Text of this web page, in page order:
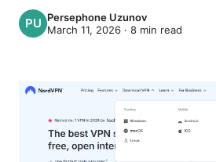
Persephone Uzunov
March 11, 2026 · 8 min read